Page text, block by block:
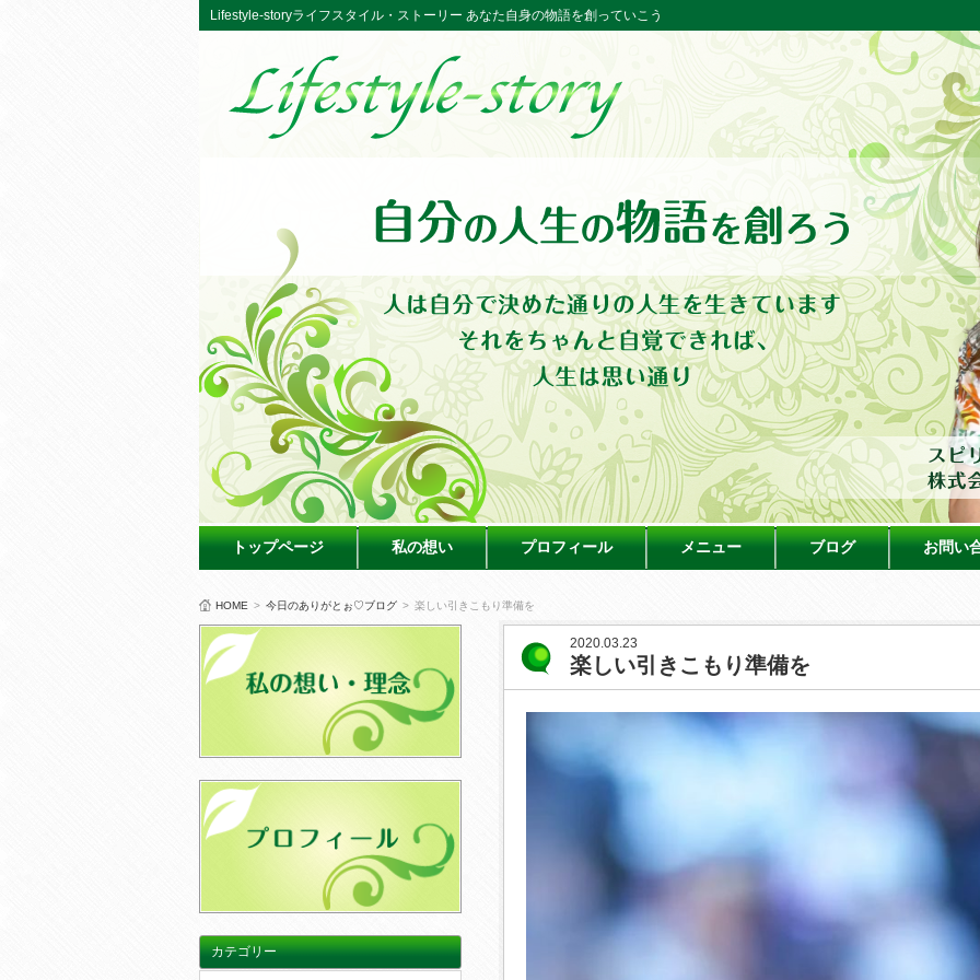
Lifestyle-storyライフスタイル・ストーリー あなた自身の物語を創っていこう
トップページ 私の想い プロフィール メニュー ブログ お問い
HOME > 今日のありがとぉ♡ブログ > 楽しい引きこもり準備を
2020.03.23
楽しい引きこもり準備を
カテゴリー